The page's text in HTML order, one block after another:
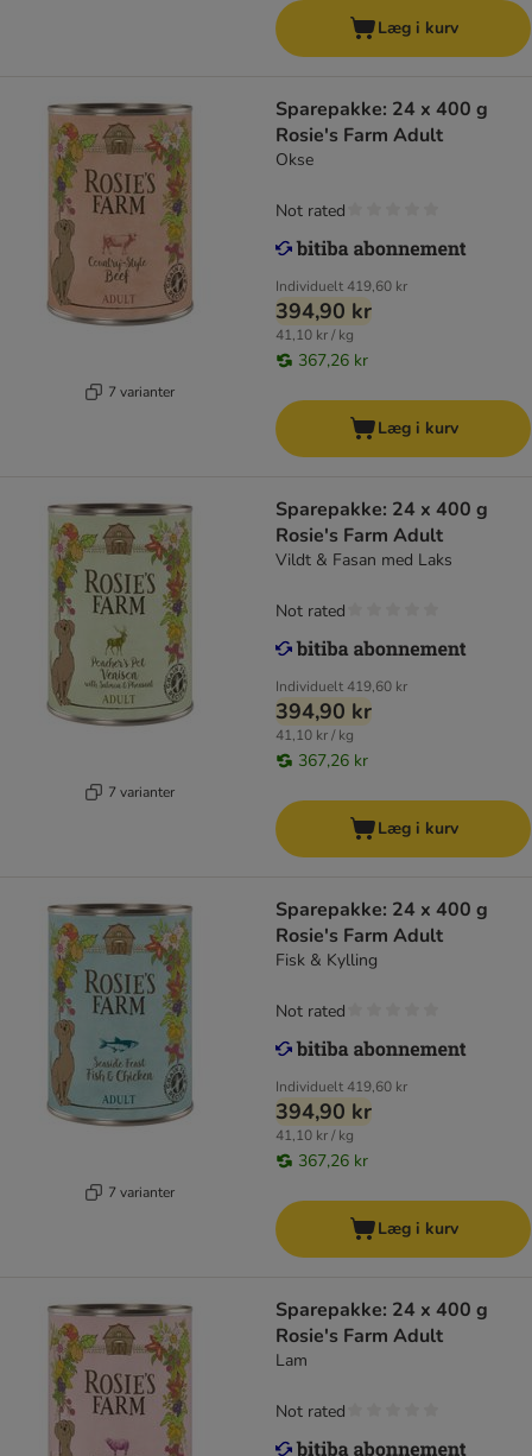
Læg i kurv
7 varianter
Sparepakke: 24 x 400 g
Rosie's Farm Adult
Okse
Individuelt419,60 kr
394,90 kr
41,10 kr / kg
367,26 kr
Not rated
Læg i kurv
7 varianter
Sparepakke: 24 x 400 g
Rosie's Farm Adult
Vildt & Fasan med Laks
Individuelt419,60 kr
394,90 kr
41,10 kr / kg
367,26 kr
Not rated
Læg i kurv
7 varianter
Sparepakke: 24 x 400 g
Rosie's Farm Adult
Fisk & Kylling
Individuelt419,60 kr
394,90 kr
41,10 kr / kg
367,26 kr
Not rated
Læg i kurv
Sparepakke: 24 x 400 g
Rosie's Farm Adult
Lam
Not rated